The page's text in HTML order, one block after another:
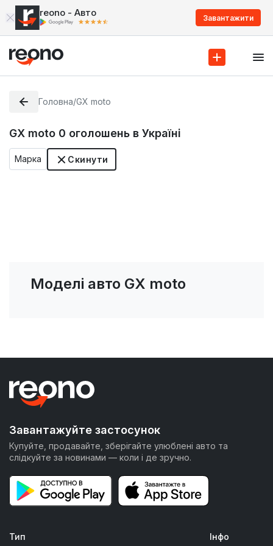
reono - Авто Завантажити
Головна/GX moto
GX moto 0 оголошень в Україні
Марка Скинути
Моделі авто GX moto
Завантажуйте застосунок
Купуйте, продавайте, зберігайте улюблені авто та
слідкуйте за новинами — коли і де зручно.
Тип Інфо